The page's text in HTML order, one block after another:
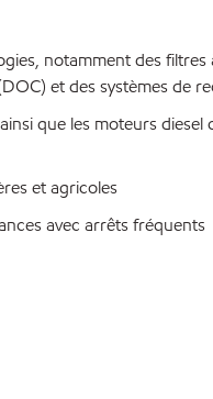
notamment des
et des systèmes de
que les moteurs
et agricoles
avec arrêts fréquents